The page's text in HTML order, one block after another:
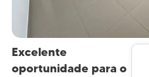
Excelente
oportunidade para o